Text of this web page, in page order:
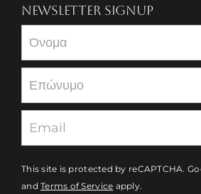
NEWSLETTER SIGNUP
Newsletter
This site is protected by reCAPTCHA.
andTerms of Service apply.